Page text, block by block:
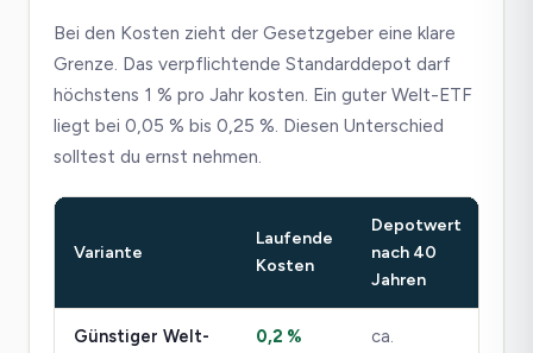
Bei den Kosten zieht der Gesetzgeber eine klare
Grenze. Das verpflichtende Standarddepot darf
höchstens 1 % pro Jahr kosten. Ein guter Welt-ETF
liegt bei 0,05 % bis 0,25 %. Diesen Unterschied
solltest du ernst nehmen.
Variante
Laufende
Kosten
Depotwert
nach 40
Jahren
Günstiger Welt-
0,2 %
ca.